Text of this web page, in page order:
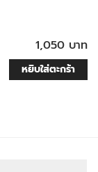
1,050 บาท
หยิบใส่ตะกร้า